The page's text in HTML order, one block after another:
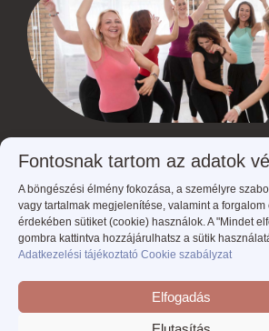
Fontosnak tartom az adatok
A böngészési élmény fokozása, a személyre
vagy tartalmak megjelenítése, valamint a forgalom
érdekében sütiket (cookie) használok. A "Mindet
gombra kattintva hozzájárulhatsz a sütik
Adatkezelési tájékoztató Cookie szabályzat
Elfogadás
Ön jelenleg itt van:ÉLed A NŐ - Éld meg
Adatkezelési tájékoztató
Kapcsolat